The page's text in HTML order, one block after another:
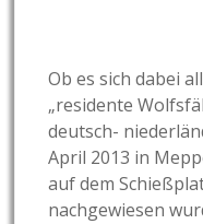
Ob es sich dabei
„residente
deutsch-
April 2013 in
auf dem
nachgewiesen